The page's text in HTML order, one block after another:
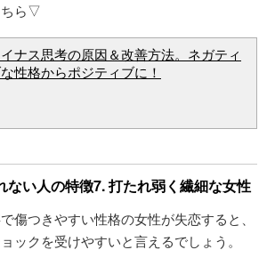
ちら▽
ナス思考の原因＆改善方法。ネガティ
性格からポジティブに！
ない人の特徴7. 打たれ弱く繊細な女性
傷つきやすい性格の女性が失恋すると、
ックを受けやすいと言えるでしょう。